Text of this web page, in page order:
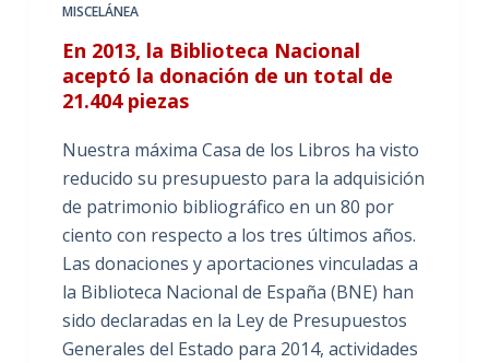
MISCELÁNEA
En 2013, la Biblioteca Nacional
aceptó la donación de un total de
21.404 piezas
Nuestra máxima Casa de los Libros ha visto
reducido su presupuesto para la adquisición
de patrimonio bibliográfico en un 80 por
ciento con respecto a los tres últimos años.
Las donaciones y aportaciones vinculadas a
la Biblioteca Nacional de España (BNE) han
sido declaradas en la Ley de Presupuestos
Generales del Estado para 2014, actividades